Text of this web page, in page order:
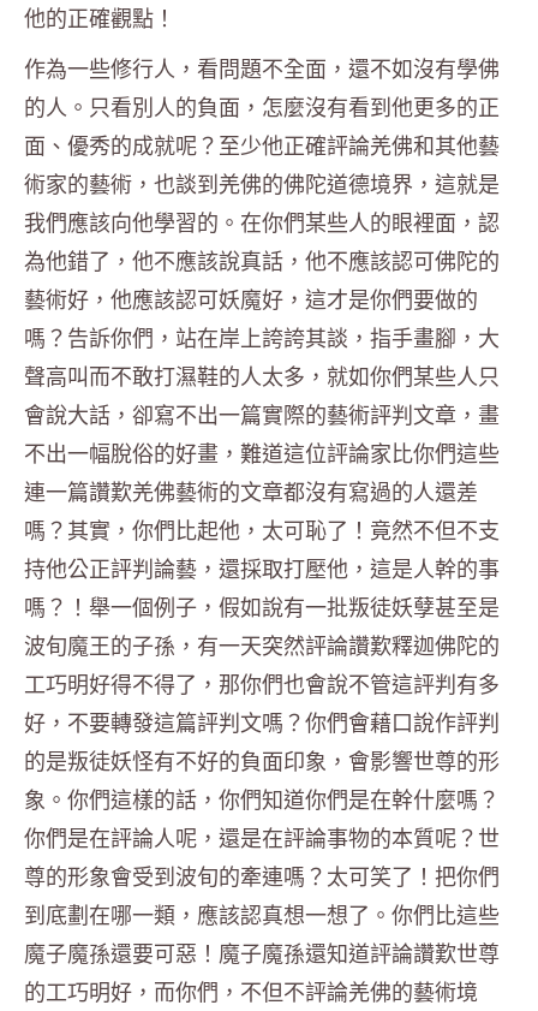
他的正確觀點！
作為一些修行人，看問題不全面，還不如沒有學佛
的人。只看別人的負面，怎麼沒有看到他更多的正
面、優秀的成就呢？至少他正確評論羌佛和其他藝
術家的藝術，也談到羌佛的佛陀道德境界，這就是
我們應該向他學習的。在你們某些人的眼裡面，認
為他錯了，他不應該說真話，他不應該認可佛陀的
藝術好，他應該認可妖魔好，這才是你們要做的
嗎？告訴你們，站在岸上誇誇其談，指手畫腳，大
聲高叫而不敢打濕鞋的人太多，就如你們某些人只
會說大話，卻寫不出一篇實際的藝術評判文章，畫
不出一幅脫俗的好畫，難道這位評論家比你們這些
連一篇讚歎羌佛藝術的文章都沒有寫過的人還差
嗎？其實，你們比起他，太可恥了！竟然不但不支
持他公正評判論藝，還採取打壓他，這是人幹的事
嗎？！舉一個例子，假如說有一批叛徒妖孽甚至是
波旬魔王的子孫，有一天突然評論讚歎釋迦佛陀的
工巧明好得不得了，那你們也會說不管這評判有多
好，不要轉發這篇評判文嗎？你們會藉口說作評判
的是叛徒妖怪有不好的負面印象，會影響世尊的形
象。你們這樣的話，你們知道你們是在幹什麼嗎？
你們是在評論人呢，還是在評論事物的本質呢？世
尊的形象會受到波旬的牽連嗎？太可笑了！把你們
到底劃在哪一類，應該認真想一想了。你們比這些
魔子魔孫還要可惡！魔子魔孫還知道評論讚歎世尊
的工巧明好，而你們，不但不評論羌佛的藝術境